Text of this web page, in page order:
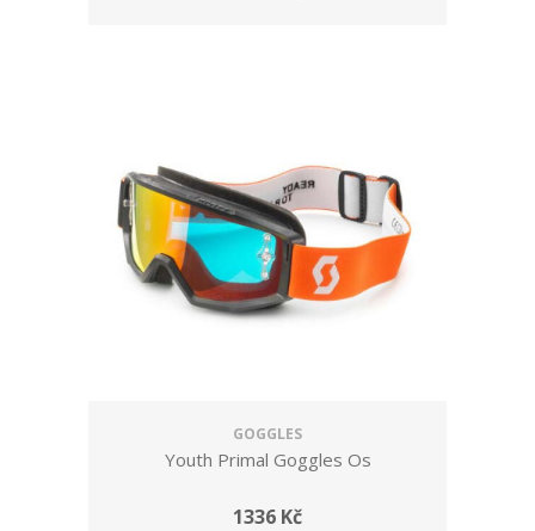
GOGGLES
Youth Primal Goggles Os
1336 Kč